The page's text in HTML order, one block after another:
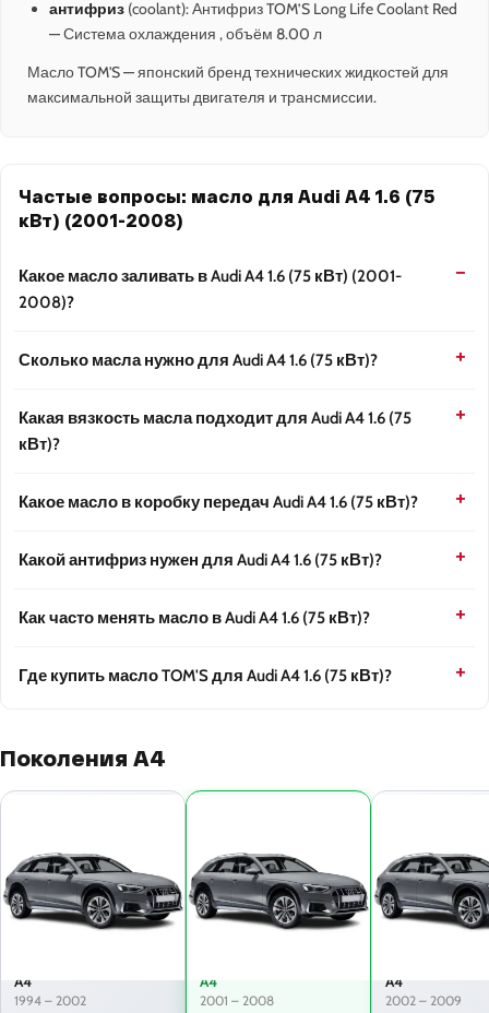
антифриз (coolant): Антифриз TOM’S Long Life Coolant Red
— Система охлаждения , объём 8.00 л
Масло TOM'S — японский бренд технических жидкостей для
максимальной защиты двигателя и трансмиссии.
Частые вопросы: масло для Audi A4 1.6 (75
кВт) (2001-2008)
Какое масло заливать в Audi A4 1.6 (75 кВт) (2001-
2008)?
Сколько масла нужно для Audi A4 1.6 (75 кВт)?
Какая вязкость масла подходит для Audi A4 1.6 (75
кВт)?
Какое масло в коробку передач Audi A4 1.6 (75 кВт)?
Какой антифриз нужен для Audi A4 1.6 (75 кВт)?
Как часто менять масло в Audi A4 1.6 (75 кВт)?
Где купить масло TOM'S для Audi A4 1.6 (75 кВт)?
Поколения A4
A4
1994 – 2002
A4
2001 – 2008
A4
2002 – 2009